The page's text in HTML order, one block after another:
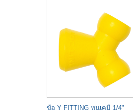
ข้อ Y FITTING ทนเคมี 1/4"